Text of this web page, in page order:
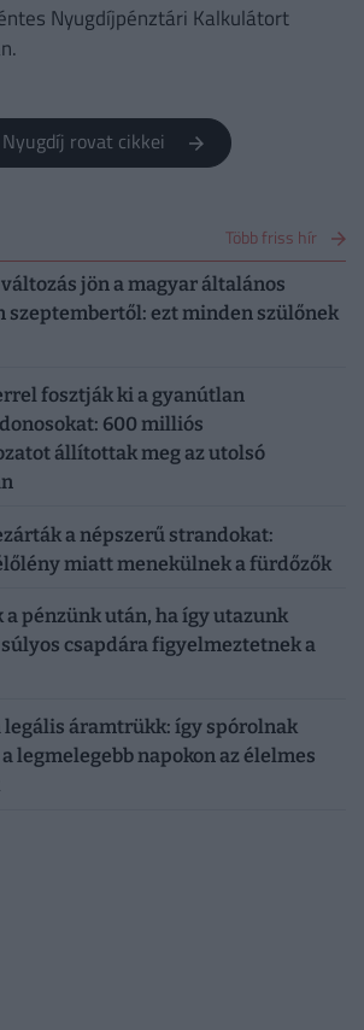
Nyugdíjpénztári Kalkulátort
rovat cikkei
Több friss hír
jön a magyar általános
szeptembertől: ezt minden szülőnek
fosztják ki a gyanútlan
600 milliós
állítottak meg az utolsó
a népszerű strandokat:
miatt menekülnek a fürdőzők
a pénzünk után, ha így utazunk
csapdára figyelmeztetnek a
legális áramtrükk: így spórolnak
legmelegebb napokon az élelmes